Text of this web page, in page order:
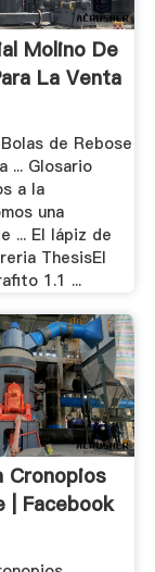
Molino De
La Venta
de Rebose
... Glosario
a la
una
... El lápiz de
ThesisEl
1.1 ...
Cronopios
| Facebook